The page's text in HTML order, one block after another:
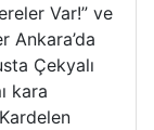
Var!” ve
Ankara’da
Çekyalı
kara